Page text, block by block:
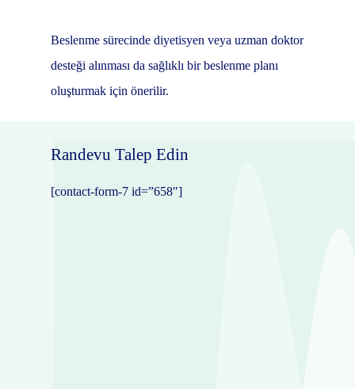
Beslenme sürecinde diyetisyen veya uzman doktor
desteği alınması da sağlıklı bir beslenme planı
oluşturmak için önerilir.
Randevu Talep Edin
[contact-form-7 id=”658″]